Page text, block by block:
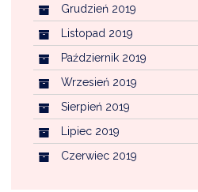
Grudzień 2019
Listopad 2019
Październik 2019
Wrzesień 2019
Sierpień 2019
Lipiec 2019
Czerwiec 2019